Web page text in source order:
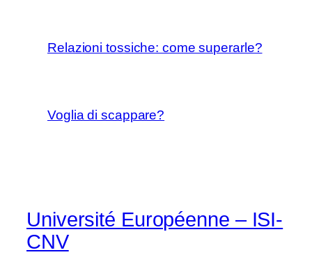
Relazioni tossiche: come superarle?
Voglia di scappare?
Université Européenne – ISI-
CNV